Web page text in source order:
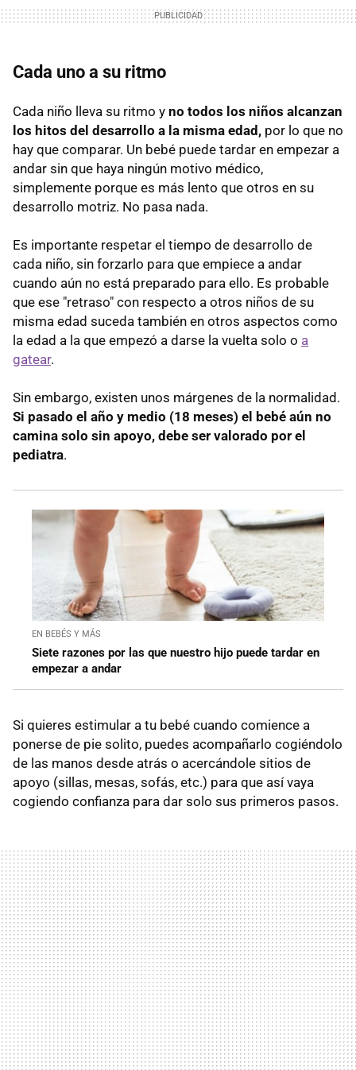
Cada uno a su ritmo
Cada niño lleva su ritmo y no todos los niños alcanzan
los hitos del desarrollo a la misma edad, por lo que no
hay que comparar. Un bebé puede tardar en empezar a
andar sin que haya ningún motivo médico,
simplemente porque es más lento que otros en su
desarrollo motriz. No pasa nada.
Es importante respetar el tiempo de desarrollo de
cada niño, sin forzarlo para que empiece a andar
cuando aún no está preparado para ello. Es probable
que ese "retraso" con respecto a otros niños de su
misma edad suceda también en otros aspectos como
la edad a la que empezó a darse la vuelta solo o a
gatear.
Sin embargo, existen unos márgenes de la normalidad.
Si pasado el año y medio (18 meses) el bebé aún no
camina solo sin apoyo, debe ser valorado por el
pediatra.
EN BEBÉS Y MÁS
Siete razones por las que nuestro hijo puede tardar en
empezar a andar
Si quieres estimular a tu bebé cuando comience a
ponerse de pie solito, puedes acompañarlo cogiéndolo
de las manos desde atrás o acercándole sitios de
apoyo (sillas, mesas, sofás, etc.) para que así vaya
cogiendo confianza para dar solo sus primeros pasos.